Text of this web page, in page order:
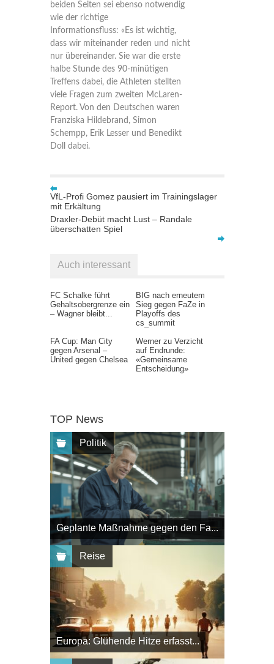
beiden Seiten sei ebenso notwendig
wie der richtige
Informationsfluss: «Es ist wichtig,
dass wir miteinander reden und nicht
nur übereinander. Sie war die erste
halbe Stunde des 90-minütigen
Treffens dabei, die Athleten stellten
viele Fragen zum zweiten McLaren-
Report. Von den Deutschen waren
Franziska Hildebrand, Simon
Schempp, Erik Lesser und Benedikt
Doll dabei.
VfL-Profi Gomez pausiert im Trainingslager
mit Erkältung
Draxler-Debüt macht Lust – Randale
überschatten Spiel
Auch interessant
FC Schalke führt
Gehaltsobergrenze ein
– Wagner bleibt...
BIG nach erneutem
Sieg gegen FaZe in
Playoffs des
cs_summit
FA Cup: Man City
gegen Arsenal –
United gegen Chelsea
Werner zu Verzicht
auf Endrunde:
«Gemeinsame
Entscheidung»
TOP News
Politik
Geplante Maßnahme gegen den Fa...
Reise
Europa: Glühende Hitze erfasst...